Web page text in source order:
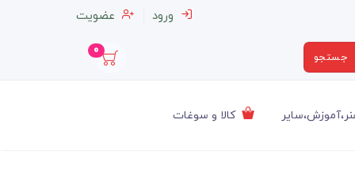
ورود عضویت
جستجو 0
کالا و سوغات